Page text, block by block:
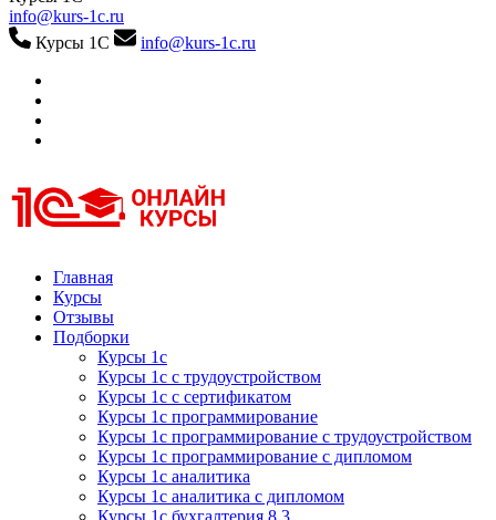
info@kurs-1c.ru
Курсы 1С
info@kurs-1c.ru
Курсы 1С
Курсы 1С официальная сертификация
Главная
Курсы
Отзывы
Подборки
Курсы 1с
Курсы 1с с трудоустройством
Курсы 1с с сертификатом
Курсы 1с программирование
Курсы 1с программирование с трудоустройством
Курсы 1с программирование с дипломом
Курсы 1с аналитика
Курсы 1с аналитика с дипломом
Курсы 1с бухгалтерия 8.3